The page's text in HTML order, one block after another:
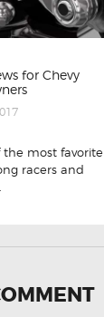
for Chevy
the most favorite
racers and